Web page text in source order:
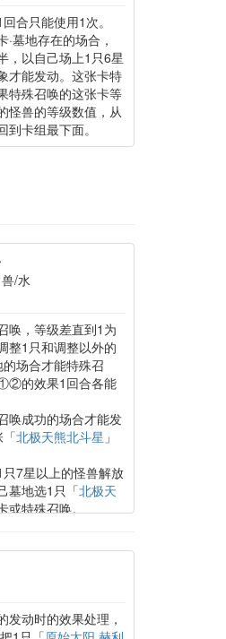
合只能使用1次。
墓地存在的场合，
，以自己场上1只6星
才能发动。这张卡特
特殊召唤的这张卡等
怪兽的等级数值，从
卡组最下面。
/水
唤，等级差直到1为
整1只和调整以外的
场合才能特殊召
的效果1回合各能
唤成功的场合才能发
北极天熊北斗星 」
7星以上的怪兽解放
墓地选1只「北极天
或特殊召唤。
动时的效果处理，